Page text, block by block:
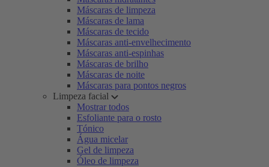
Máscaras de limpeza
Máscaras de lama
Máscaras de tecido
Máscaras anti-envelhecimento
Máscaras anti-espinhas
Máscaras de brilho
Máscaras de noite
Máscaras para pontos negros
Limpeza facial
Mostrar todos
Esfoliante para o rosto
Tónico
Água micelar
Gel de limpeza
Óleo de limpeza